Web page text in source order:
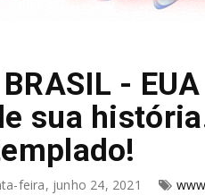
BRASIL -
sua
feira, junho 24, 2021